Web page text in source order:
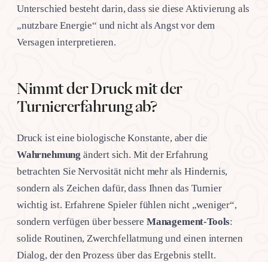
Unterschied besteht darin, dass sie diese Aktivierung als
„nutzbare Energie“ und nicht als Angst vor dem
Versagen interpretieren.
Nimmt der Druck mit der
Turniererfahrung ab?
Druck ist eine biologische Konstante, aber die
Wahrnehmung ändert sich. Mit der Erfahrung
betrachten Sie Nervosität nicht mehr als Hindernis,
sondern als Zeichen dafür, dass Ihnen das Turnier
wichtig ist. Erfahrene Spieler fühlen nicht „weniger“,
sondern verfügen über bessere Management-Tools:
solide Routinen, Zwerchfellatmung und einen internen
Dialog, der den Prozess über das Ergebnis stellt.